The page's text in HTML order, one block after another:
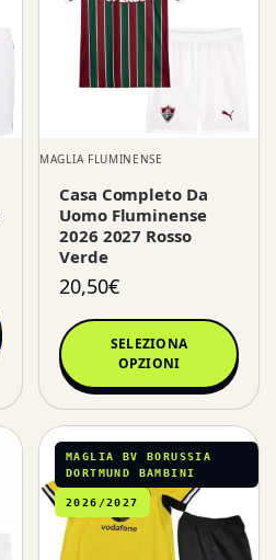
MAGLIA FLUMINENSE
Casa Completo Da
Uomo Fluminense
2026 2027 Rosso
Verde
20,50€
SELEZIONA
OPZIONI
MAGLIA BV BORUSSIA
DORTMUND BAMBINI
2026/2027